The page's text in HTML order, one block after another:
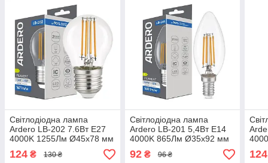
Світлодіодна лампа
Ardero LB-202 7.6Вт E27
4000K 1255Лм Ø45x78 мм
124 ₴ 130 ₴
Світлодіодна лампа
Ardero LB-201 5,4Вт E14
4000K 865Лм Ø35x92 мм
92₴ 96 ₴ 124